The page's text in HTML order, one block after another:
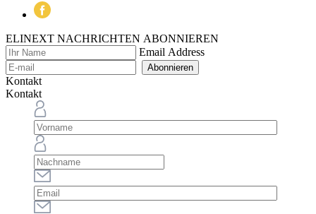
ELINEXT NACHRICHTEN ABONNIEREN
Email Address
Abonnieren
Kontakt
Kontakt